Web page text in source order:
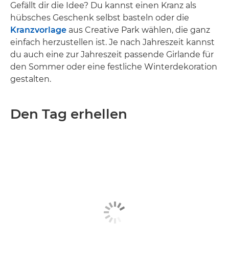
Gefällt dir die Idee? Du kannst einen Kranz als
hübsches Geschenk selbst basteln oder die
Kranzvorlage aus Creative Park wählen, die ganz
einfach herzustellen ist. Je nach Jahreszeit kannst
du auch eine zur Jahreszeit passende Girlande für
den Sommer oder eine festliche Winterdekoration
gestalten.
Den Tag erhellen